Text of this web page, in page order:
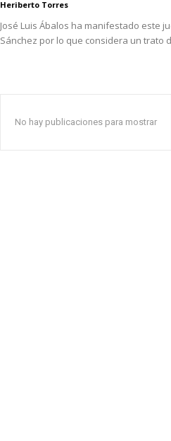
Heriberto Torres
José Luis Ábalos ha manifestado este
Sánchez por lo que considera un trato
No hay publicaciones para mostrar